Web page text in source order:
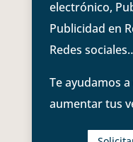
electrónico,
Publicidad en
Redes
Te ayudamos
aumentar tus